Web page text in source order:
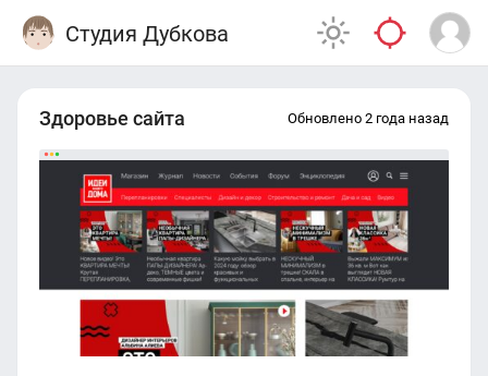
Студия Дубкова
Здоровье сайта Обновлено 2 года назад